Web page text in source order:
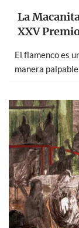
La
XXV
El flamenco es
manera